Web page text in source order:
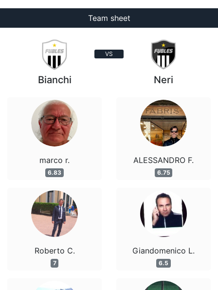
Team sheet
VS
Bianchi
marco r.
6.83
Roberto C.
7
Neri
ALESSANDRO F.
6.75
Giandomenico L.
6.5